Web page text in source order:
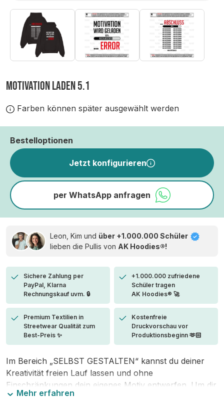
MOTIVATION LADEN 5.1
Farben können später ausgewählt werden
Bestelloptionen
Jetzt konfigurieren
per WhatsApp anfragen
Leon, Kim und über +1.000.000 Schüler
lieben die Pullis von AK Hoodies®!
Sichere Zahlung per
PayPal, Klarna
Rechnungskauf uvm. 🔒
+1.000.000 zufriedene
Schüler tragen
AK Hoodies® 🚀
Premium Textilien in
Streetwear Qualität zum
Best-Preis ✨
Kostenfreie
Druckvorschau vor
Produktionsbeginn 🫶🏻
Im Bereich „SELBST GESTALTEN“ kannst du deiner
Kreativität freien Lauf lassen und ohne
Einschränkungen dein eigenes Motiv entwerfen. Um dir
Mehr erfahren